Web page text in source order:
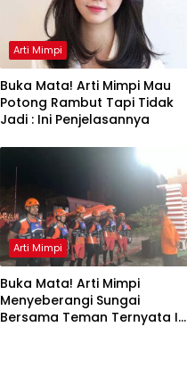
Arti Mimpi
Buka Mata! Arti Mimpi Mau
Potong Rambut Tapi Tidak
Jadi : Ini Penjelasannya
Arti Mimpi
Buka Mata! Arti Mimpi
Menyeberangi Sungai
Bersama Teman Ternyata Ini